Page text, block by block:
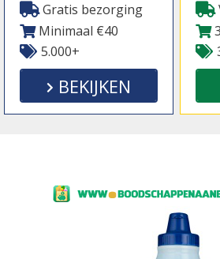
Gratis bezorging
Minimaal €40
5.000+
BEKIJKEN